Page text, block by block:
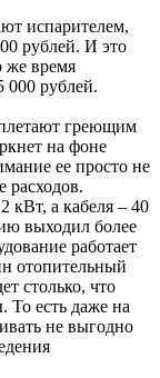
испарителем,
рублей. И это
же время
000 рублей.
греющим
на фоне
ее просто не
расходов.
кВт, а кабеля – 40
выходил более
работает
отопительный
столько, что
То есть даже на
не выгодно